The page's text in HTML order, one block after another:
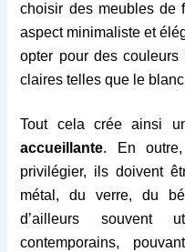
choisir des meubles de
aspect minimaliste et
opter pour des
claires telles que le
Tout cela crée ainsi
accueillante. En
privilégier, ils doivent
métal, du verre, du
d’ailleurs souvent
contemporains,